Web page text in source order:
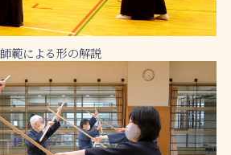
師範による形の解説